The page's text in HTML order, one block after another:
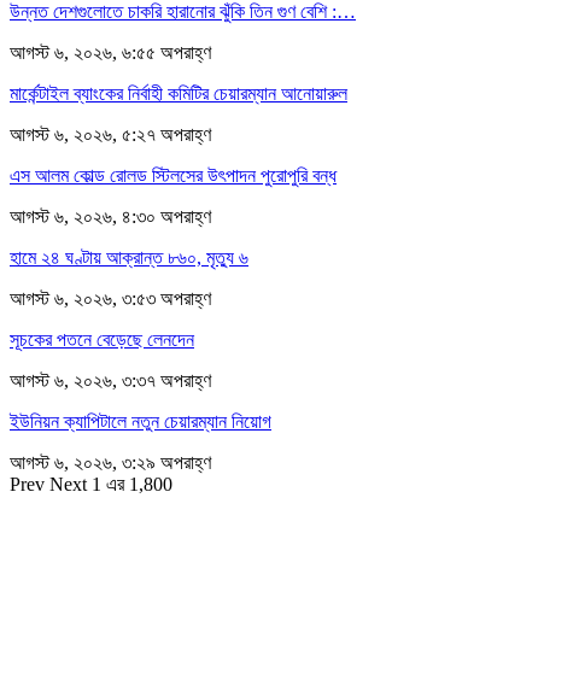
উন্নত দেশগুলোতে চাকরি হারানোর ঝুঁকি তিন গুণ বেশি :…
আগস্ট ৬, ২০২৬, ৬:৫৫ অপরাহ্ণ
মার্কেন্টাইল ব্যাংকের নির্বাহী কমিটির চেয়ারম্যান আনোয়ারুল
আগস্ট ৬, ২০২৬, ৫:২৭ অপরাহ্ণ
এস আলম কোল্ড রোলড স্টিলসের উৎপাদন পুরোপুরি বন্ধ
আগস্ট ৬, ২০২৬, ৪:৩০ অপরাহ্ণ
হামে ২৪ ঘণ্টায় আক্রান্ত ৮৬০, মৃত্যু ৬
আগস্ট ৬, ২০২৬, ৩:৫৩ অপরাহ্ণ
সূচকের পতনে বেড়েছে লেনদেন
আগস্ট ৬, ২০২৬, ৩:৩৭ অপরাহ্ণ
ইউনিয়ন ক্যাপিটালে নতুন চেয়ারম্যান নিয়োগ
আগস্ট ৬, ২০২৬, ৩:২৯ অপরাহ্ণ
Prev Next 1 এর 1,800